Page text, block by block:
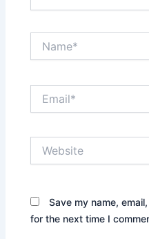
Save my name,
for the next time I